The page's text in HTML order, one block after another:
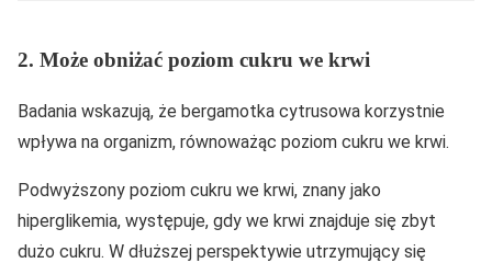
2. Może obniżać poziom cukru we krwi
Badania wskazują, że bergamotka cytrusowa korzystnie
wpływa na organizm, równoważąc poziom cukru we krwi.
Podwyższony poziom cukru we krwi, znany jako
hiperglikemia, występuje, gdy we krwi znajduje się zbyt
dużo cukru. W dłuższej perspektywie utrzymujący się